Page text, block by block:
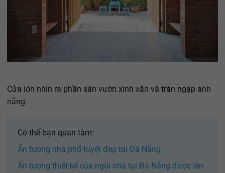
Cửa lớn nhìn ra phần sân vườn xinh xắn và tràn ngập ánh
nắng.
Có thể bạn quan tâm:
Ấn tượng nhà phố tuyệt đẹp tại Đà Nẵng
Ấn tượng thiết kế của ngôi nhà tại Đà Nẵng được lên